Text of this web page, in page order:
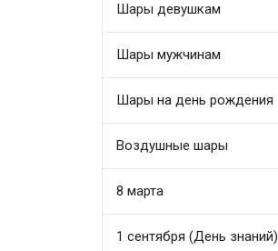
Шары девушкам
Шары мужчинам
Шары на день рождения
Воздушные шары
8 марта
1 сентября (День знаний)